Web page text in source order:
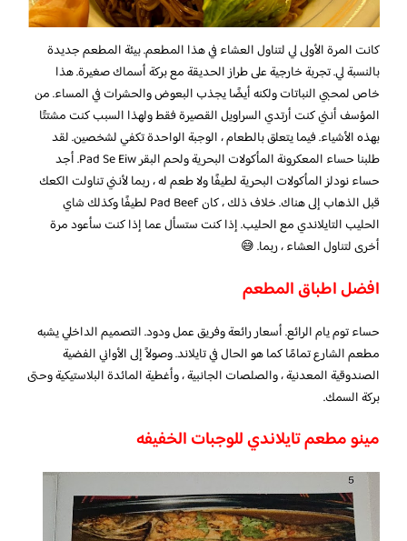
كانت المرة الأولى لي لتناول العشاء في هذا المطعم. بيئة المطعم جديدة
بالنسبة لي. تجربة خارجية على طراز الحديقة مع بركة أسماك صغيرة. هذا
خاص لمحبي النباتات ولكنه أيضًا يجذب البعوض والحشرات في المساء. من
المؤسف أنني كنت أرتدي السراويل القصيرة فقط ولهذا السبب كنت مشتتًا
بهذه الأشياء. فيما يتعلق بالطعام ، الوجبة الواحدة تكفي لشخصين. لقد
طلبنا حساء المعكرونة المأكولات البحرية ولحم البقر Pad Se Eiw. أجد
حساء نودلز المأكولات البحرية لطيفًا ولا طعم له ، ربما لأنني تناولت الكعك
قبل الذهاب إلى هناك. خلاف ذلك ، كان Pad Beef لطيفًا وكذلك شاي
الحليب التايلاندي مع الحليب. إذا كنت ستسأل عما إذا كنت سأعود مرة
أخرى لتناول العشاء ، ربما. 😅
افضل اطباق المطعم
حساء توم يام الرائع. أسعار رائعة وفريق عمل ودود. التصميم الداخلي يشبه
مطعم الشارع تمامًا كما هو الحال في تايلاند. وصولاً إلى الأواني الفضية
الصندوقية المعدنية ، والصلصات الجانبية ، وأغطية المائدة البلاستيكية وحتى
بركة السمك.
مينو مطعم تايلاندي للوجبات الخفيفه